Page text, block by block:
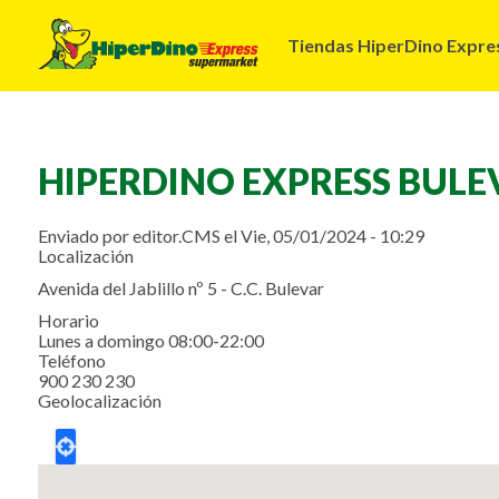
Navegación
Tiendas HiperDino
HIPERDINO EXPRESS
Enviado poreditor.CMS elVie, 05/01/2024 - 10:29
Localización
Avenida del Jablillo nº 5 - C.C. Bulevar
Horario
Lunes a domingo 08:00-22:00
Teléfono
900 230 230
Geolocalización